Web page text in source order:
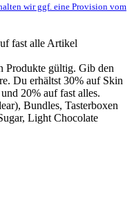
wir ggf. eine Provision vom
fast alle Artikel
Produkte gültig. Gib den
Du erhältst 30% auf Skin
20% auf fast alles.
Bundles, Tasterboxen
Light Chocolate